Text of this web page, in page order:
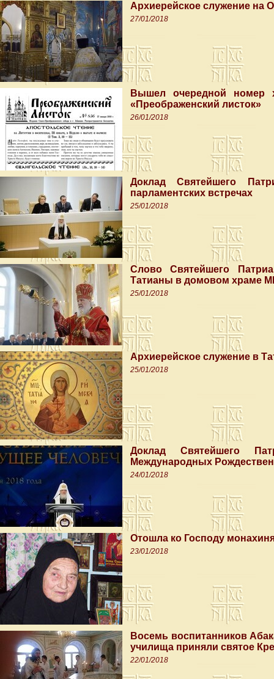
Архиерейское служение на
27/01/2018
Вышел очередной номер
«Преображенский листок»
26/01/2018
Доклад Святейшего
парламентских встречах
25/01/2018
Слово Святейшего
Татианы в домовом храме
25/01/2018
Архиерейское служение в
25/01/2018
Доклад Святейшего
Международных
24/01/2018
Отошла ко Господу
23/01/2018
Восемь воспитанников
училища приняли святое
22/01/2018